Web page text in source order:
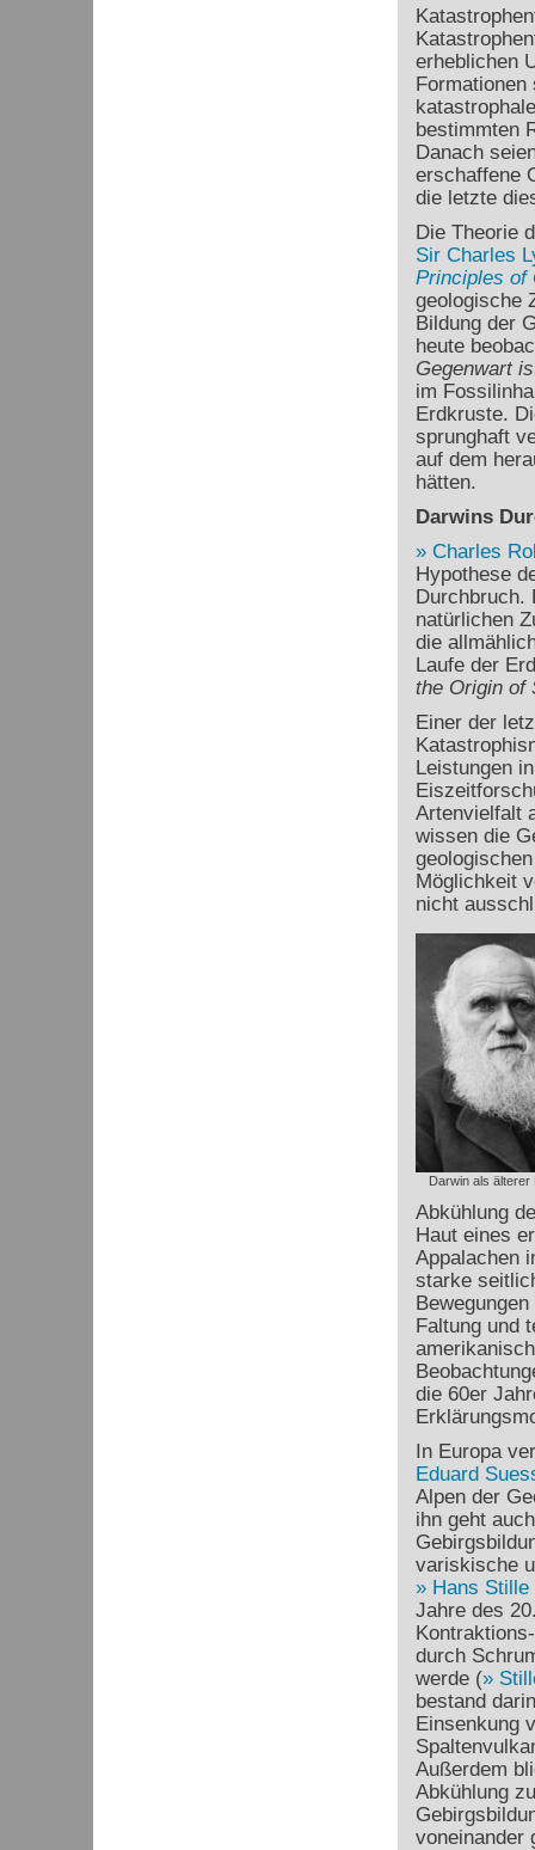
erheblichen
bestimmten
Danach
erschaffene
die letzte
Die Theorie
Sir Charles
Principles of
geologische
Bildung der
heute
Gegenwart
im
Erdkruste.
sprunghaft
auf dem
hätten.
Darwins
Charles
Hypothese
Durchbruch.
natürlichen
die
Laufe der
the Origin of
Einer der
Leistungen
Artenvielfalt
wissen die
Möglichkeit
nicht
Darwin als älterer
Abkühlung
Haut eines
Appalachen
starke
Faltung und
die 60er
In Europa
Eduard
Alpen der
ihn geht
variskische
Hans Stille
Jahre des
durch
werde (
bestand
Einsenkung
Außerdem
Abkühlung
voneinander